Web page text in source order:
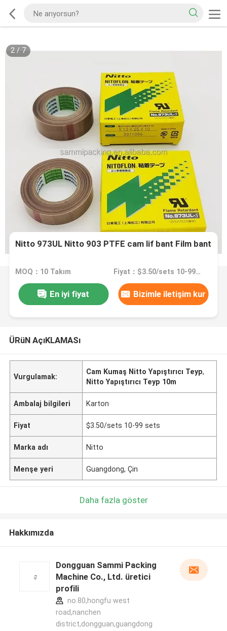
2/ 7
Nitto 973UL Nitto 903 PTFE cam lif bant Film bant
MOQ：10 Takım Fiyat：$3.50/sets 10-99 sets
En iyi fiyat Bizimle iletişim kur
ÜRüN AçıKLAMASı
Vurgulamak:
Cam Kumaş Nitto Yapıştırıcı Teyp,
Nitto Yapıştırıcı Teyp 10m
Ambalaj bilgileri Karton
Fiyat $3.50/sets 10-99 sets
Marka adı Nitto
Menşe yeri Guangdong, Çin
Daha fazla göster
Hakkımızda
Dongguan Sammi Packing
Machine Co., Ltd. üretici
profili
no.80,hongfu west
road,nanchen
district,dongguan,guangdong